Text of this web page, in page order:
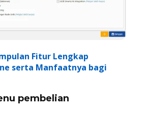
Fitur Lengkap
serta Manfaatnya bagi
pembelian